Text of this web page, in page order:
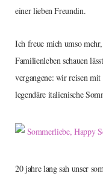
einer lieben Freundin.
Ich freue mich umso
Familienleben schauen
vergangene: wir reisen
legendäre italienische
20 jahre lang sah unser